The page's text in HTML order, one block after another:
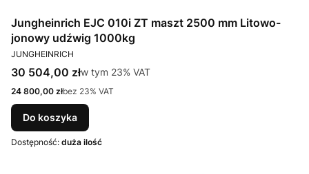
Jungheinrich EJC 010i ZT maszt 2500 mm Litowo-
jonowy udźwig 1000kg
PRODUCENT
JUNGHEINRICH
Cena brutto
30 504,00 złw tym %s VAT
w tym 23% VAT
Cena netto
24 800,00 złbez 23% VAT
Do koszyka
Dostępność: duża ilość